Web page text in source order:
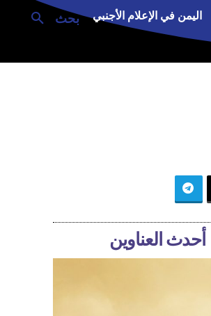
بحث اليمن في الإعلام الأجنبي
أحدث العناوين